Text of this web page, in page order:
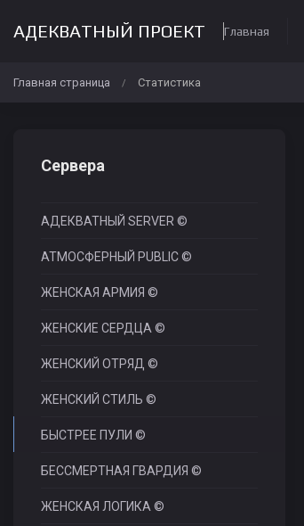
АДЕКВАТНЫЙ ПРОЕКТ Главная
Главная страница / Статистика
Сервера
АДЕКВАТНЫЙ SERVER ©
АТМОСФЕРНЫЙ PUBLIC ©
ЖЕНСКАЯ АРМИЯ ©
ЖЕНСКИЕ СЕРДЦА ©
ЖЕНСКИЙ ОТРЯД ©
ЖЕНСКИЙ СТИЛЬ ©
БЫСТРЕЕ ПУЛИ ©
БЕССМЕРТНАЯ ГВАРДИЯ ©
ЖЕНСКАЯ ЛОГИКА ©